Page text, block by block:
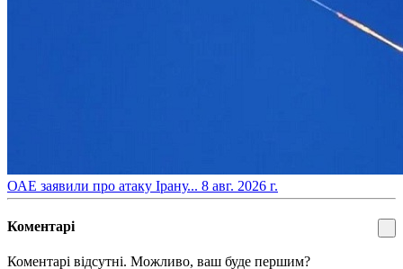
​ОАЕ заявили про атаку Ірану... 8 авг. 2026 г.
Коментарі
Коментарі відсутні. Можливо, ваш буде першим?